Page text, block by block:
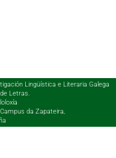
Lingüística e Literaria Galega
Letras.
da Zapateira,